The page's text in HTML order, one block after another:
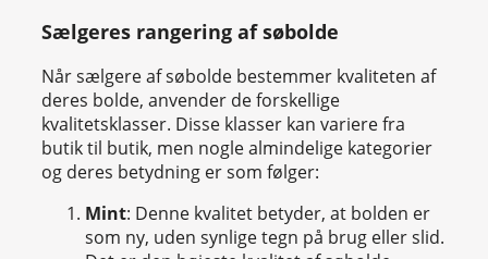
Sælgeres rangering af søbolde
Når sælgere af søbolde bestemmer kvaliteten af
deres bolde, anvender de forskellige
kvalitetsklasser. Disse klasser kan variere fra
butik til butik, men nogle almindelige kategorier
og deres betydning er som følger:
Mint: Denne kvalitet betyder, at bolden er
som ny, uden synlige tegn på brug eller slid.